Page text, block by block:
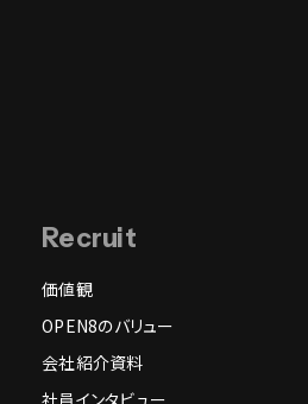
Recruit
価値観
OPEN8のバリュー
会社紹介資料